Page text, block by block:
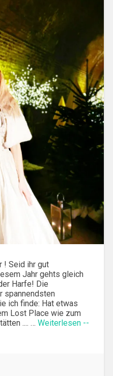
! Seid ihr gut
Jahr gehts gleich
Harfe! Die
spannendsten
ich finde: Hat etwas
Lost Place wie zum
.... … Weiterlesen --